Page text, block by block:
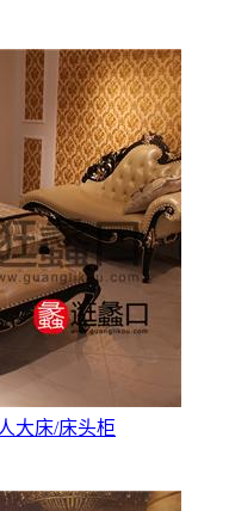
大床/床头柜